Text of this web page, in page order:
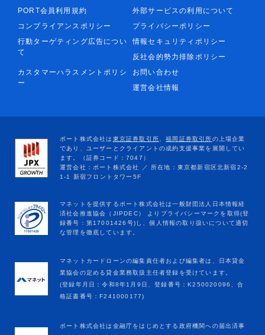
PORT会員利用規約
外部サービスの利用について
コンプライアンスポリシー
プライバシーポリシー
行動ターゲティング広告につい
て
情報セキュリティポリシー
反社会的勢力排除ポリシー
カスタマーハラスメントポリシ
ー
お問い合わせ
運営会社情報
マネットカードローンの編集責任者および編集者は、日本貸金
業協会の定める貸金業務取扱主任者登録を受けています。
(登録年月日：令和8年1月9日、登録番号：K250020096、合
格証書番号：F241000177)
ポート株式会社は金融庁をはじめとする政府機関への届出済事